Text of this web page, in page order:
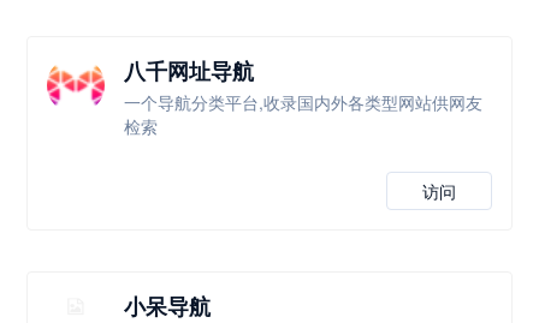
八千网址导航
一个导航分类平台,收录国内外各类型网站供网友
检索
访问
小呆导航